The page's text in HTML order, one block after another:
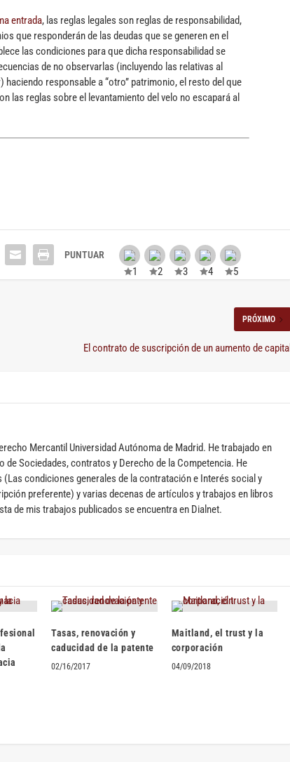
entrada, las reglas legales son reglas de responsabilidad,
que responderán de las deudas que se generen en el
las condiciones para que dicha responsabilidad se
de no observarlas (incluyendo las relativas al
responsable a “otro” patrimonio, el resto del que
las reglas sobre el levantamiento del velo no escapará al
PRÓXIMO
El contrato de suscripción de un aumento de capital
Mercantil Universidad Autónoma de Madrid. He trabajado en
de Sociedades, contratos y Derecho de la Competencia. He
condiciones generales de la contratación e Interés social y
preferente) y varias decenas de artículos y trabajos en libros
de mis trabajos publicados se encuentra en Dialnet.
Tasas, renovación y
caducidad de la patente
02/16/2017
Maitland, el trust y la
corporación
04/09/2018